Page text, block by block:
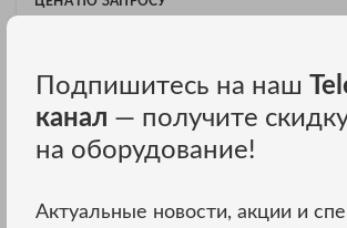
В нашем интернет магазине вы можете
материалы для пцр недорого. Сайт ТД ЭСКО
демократичные цены и отличный сервис.
Подпишитесь на наш
канал — получите
на оборудование!
Актуальные новости, акции и